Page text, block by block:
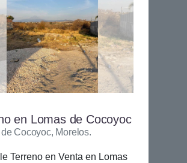
en Lomas de Cocoyoc
Cocoyoc, Morelos.
Terreno en Venta en Lomas